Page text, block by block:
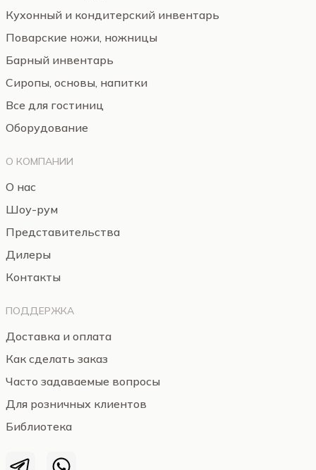
Кухонный и кондитерский инвентарь
Поварские ножи, ножницы
Барный инвентарь
Сиропы, основы, напитки
Все для гостиниц
Оборудование
О КОМПАНИИ
О нас
Шоу-рум
Представительства
Дилеры
Контакты
ПОДДЕРЖКА
Доставка и оплата
Как сделать заказ
Часто задаваемые вопросы
Для розничных клиентов
Библиотека